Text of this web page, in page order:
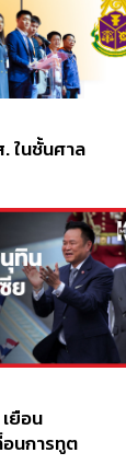
ในชั้นศาล
ยือน
อนการทูต